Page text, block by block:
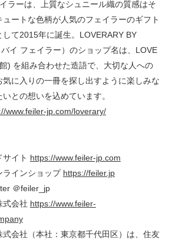
ラーは、上質なシュニール織の質感はそ
ートな色柄が人気のフェイラーのギフト
して2015年に誕生。LOVERARY BY
イ フェイラー）のショップ名は、LOVE
) を組み合わせた造語で、大切な人への
に入りの一冊を探し出すように楽しみな
との想いを込めています。
www.feiler-jp.com/loverary/
イト https://www.feiler-jp.com
インショップ https://feiler.jp
＠feiler_jp
式会社 https://www.feiler-
会社（本社：東京都千代田区）は、住友